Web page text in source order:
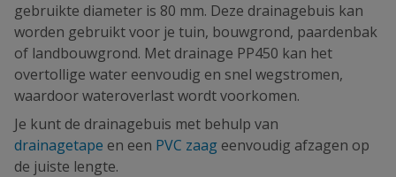
gebruikte diameter is 80 mm. Deze drainagebuis kan
worden gebruikt voor je tuin, bouwgrond, paardenbak
of landbouwgrond. Met drainage PP450 kan het
overtollige water eenvoudig en snel wegstromen,
waardoor wateroverlast wordt voorkomen.
Je kunt de drainagebuis met behulp van
drainagetape en een PVC zaag eenvoudig afzagen op
de juiste lengte.